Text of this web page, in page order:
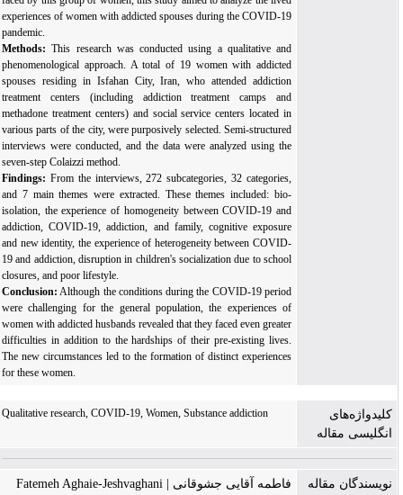
experiences of women with addicted spouses during the COVID-19
pandemic.
Methods:This research was conducted using a qualitative and
phenomenological approach. A total of 19 women with addicted
spouses residing in Isfahan City, Iran, who attended addiction
treatment centers (including addiction treatment camps and
methadone treatment centers) and social service centers located in
various parts of the city, were purposively selected. Semi-structured
interviews were conducted, and the data were analyzed using the
seven-step Colaizzi method.
Findings:From the interviews, 272 subcategories, 32 categories,
and 7 main themes were extracted. These themes included: bio-
isolation, the experience of homogeneity between COVID-19 and
addiction, COVID-19, addiction, and family, cognitive exposure
and new identity, the experience of heterogeneity between COVID-
19 and addiction, disruption in children's socialization due to school
closures, and poor lifestyle.
Conclusion:Although the conditions during the COVID-19 period
were challenging for the general population, the experiences of
women with addicted husbands revealed that they faced even greater
difficulties in addition to the hardships of their pre-existing lives.
The new circumstances led to the formation of distinct experiences
for these women.
کلیدواژه‌های
انگلیسی مقاله
Qualitative research, COVID-19, Women, Substance addiction
نویسندگان مقاله
فاطمه آقایی جشوقانی | Fatemeh Aghaie-Jeshvaghani